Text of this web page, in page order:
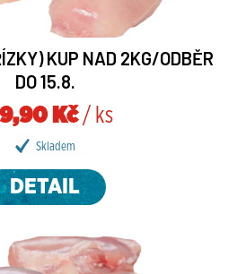
KUP NAD 2KG/ODBĚR
DO 15.8.
Kč/ ks
Skladem
DETAIL